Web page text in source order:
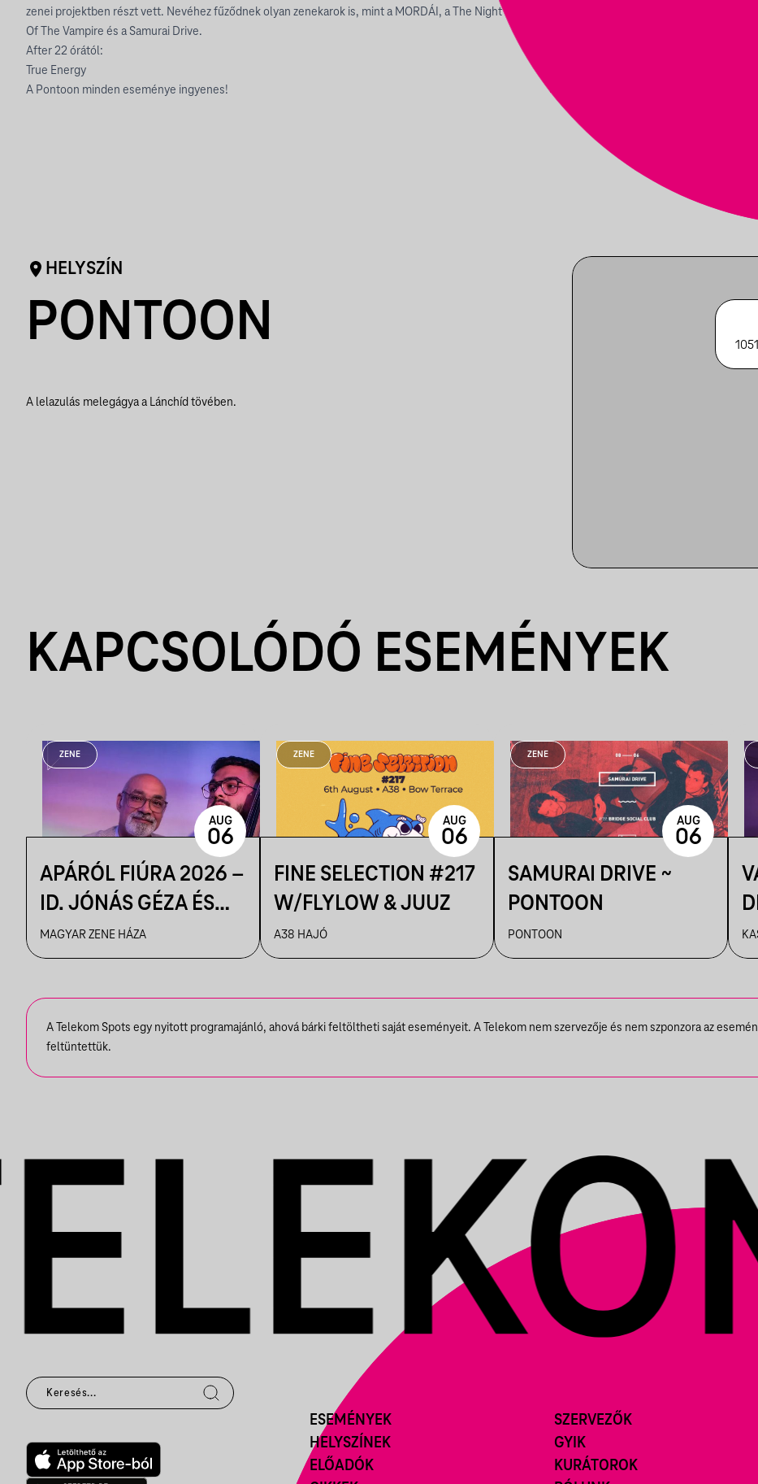
zenei projektben részt vett. Nevéhez fűződnek olyan zenekarok is, mint a MORDÁI, a The Night
Of The Vampire és a Samurai Drive.
After 22 órától:
True Energy
A Pontoon minden eseménye ingyenes!
HELYSZÍN
PONTOON
A lelazulás melegágya a Lánchíd tövében.
KAPCSOLÓDÓ ESEMÉNYEK
ZENE
APÁRÓL FIÚRA 2026 –
ID. JÓNÁS GÉZA ÉS
ZENEKARA & IFJ.
JÓNÁS GÉZA ÉS
ZENEKARA, VENDÉG:
ROBY LAKATOS,
EMILIO
MAGYAR ZENE HÁZA
AUG
06
ZENE
FINE SELECTION #217
W/FLYLOW & JUUZ
A38 HAJÓ
AUG
06
ZENE
SAMURAI DRIVE ~
PONTOON
PONTOON
AUG
06
A Telekom Spots egy nyitott programajánló, ahová bárki feltöltheti saját eseményeit. A Telekom nem szervezője és nem szponzora az
feltüntettük.
ESEMÉNYEK
HELYSZÍNEK
ELŐADÓK
SZERVEZŐK
GYIK
KURÁTOROK